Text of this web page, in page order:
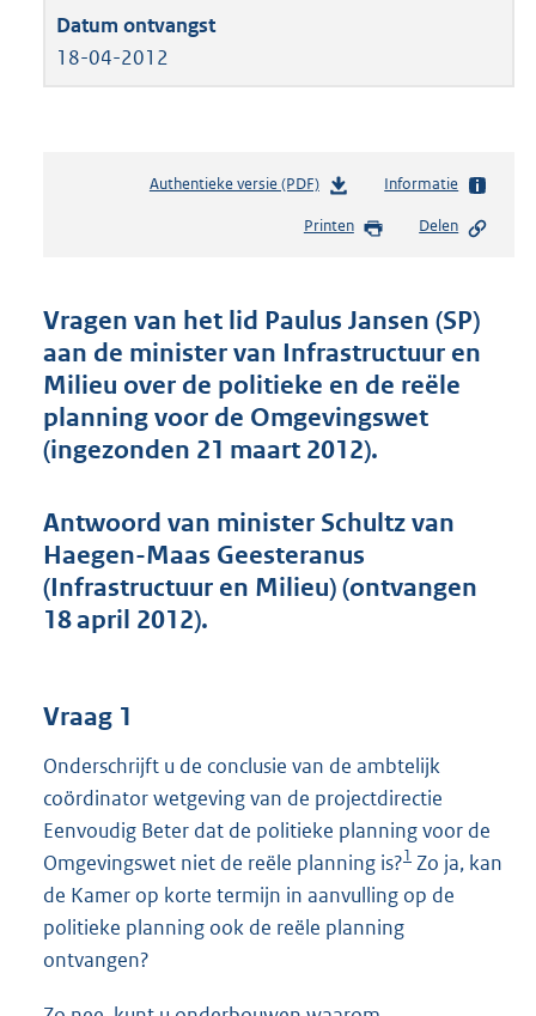
18-04-2012
Authentieke versie (PDF)b
s
d
s
g
r
o
t
e
:
4
Informatie
Printen Delen
Vragen van het lid Paulus Jansen (SP)
aan de minister van Infrastructuur en
Milieu over de politieke en de reële
planning voor de Omgevingswet
(ingezonden 21 maart 2012).
Antwoord van minister Schultz van
Haegen-Maas Geesteranus
(Infrastructuur en Milieu) (ontvangen
18 april 2012).
Vraag 1
Onderschrijft u de conclusie van de ambtelijk
coördinator wetgeving van de projectdirectie
Eenvoudig Beter dat de politieke planning voor de
Omgevingswet niet de reële planning is?1 Zo ja, kan
de Kamer op korte termijn in aanvulling op de
politieke planning ook de reële planning
ontvangen?